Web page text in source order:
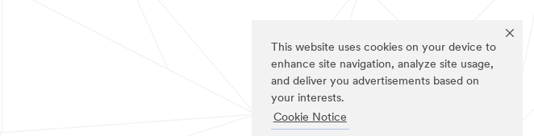
This website uses cookies on your device to
enhance site navigation, analyze site usage,
and deliver you advertisements based on
your interests.
Cookie Notice